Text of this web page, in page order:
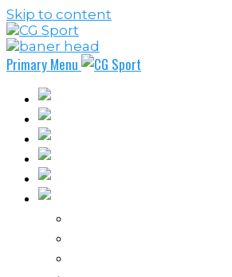
Skip to content
Primary Menu